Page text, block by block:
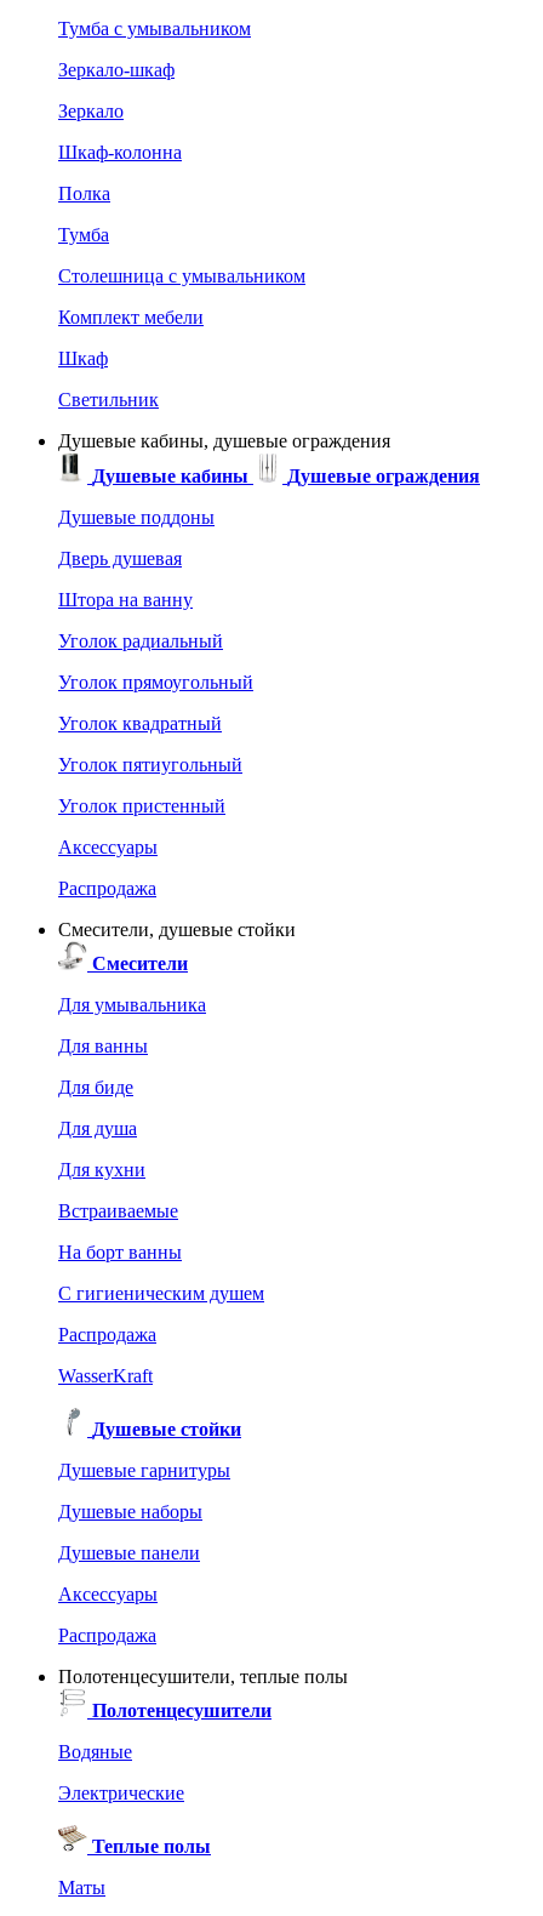
Тумба с умывальником
Зеркало-шкаф
Зеркало
Шкаф-колонна
Полка
Тумба
Столешница с умывальником
Комплект мебели
Шкаф
Светильник
Душевые кабины, душевые ограждения
Душевые кабины
Душевые ограждения
Душевые поддоны
Дверь душевая
Штора на ванну
Уголок радиальный
Уголок прямоугольный
Уголок квадратный
Уголок пятиугольный
Уголок пристенный
Аксессуары
Распродажа
Смесители, душевые стойки
Смесители
Для умывальника
Для ванны
Для биде
Для душа
Для кухни
Встраиваемые
На борт ванны
C гигиеническим душем
Распродажа
WasserKraft
Душевые стойки
Душевые гарнитуры
Душевые наборы
Душевые панели
Аксессуары
Распродажа
Полотенцесушители, теплые полы
Полотенцесушители
Водяные
Электрические
Теплые полы
Маты